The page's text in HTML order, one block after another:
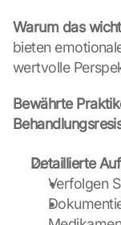
Warum das
bieten
wertvolle
Bewährte
Detaillierte
Verfolgen
p
s
:
B
c
l
c
k
i
n
g